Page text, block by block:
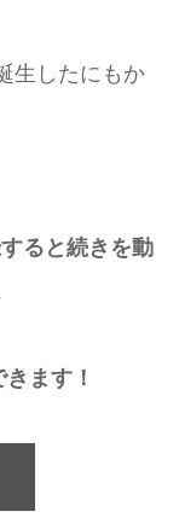
生したにもか
ると続きを動
ます！